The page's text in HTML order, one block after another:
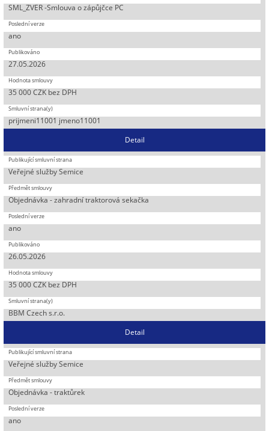
SML_ZVER -Smlouva o zápůjčce PC
ano
27.05.2026
35 000 CZK bez DPH
prijmeni11001 jmeno11001
Detail
Veřejné služby Semice
Objednávka - zahradní traktorová sekačka
ano
26.05.2026
35 000 CZK bez DPH
BBM Czech s.r.o.
Detail
Veřejné služby Semice
Objednávka - traktůrek
ano